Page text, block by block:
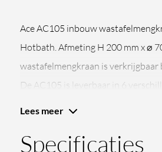
Ace AC105 inbouw
Hotbath. Afmeting H 200 mm x ⌀
wastafelmengkraan is verkrijgbaar
De AC105 is leverbaar in 6
Lees meer
Specificaties